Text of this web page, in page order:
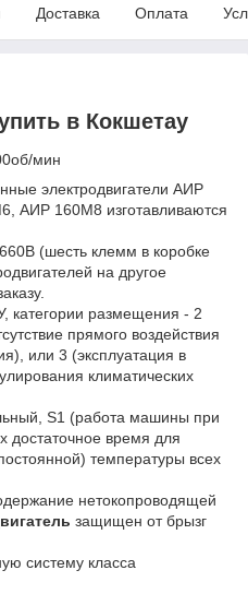
Доставка Оплата
в Кокшетау
мин
электродвигатели АИР
АИР 160М8 изготавливаются
(шесть клемм в коробке
на другое
категории размещения - 2
прямого воздействия
или 3 (эксплуатация в
климатических
S1 (работа машины при
достаточное время для
температуры всех
нетокопроводящей
защищен от брызг
систему класса